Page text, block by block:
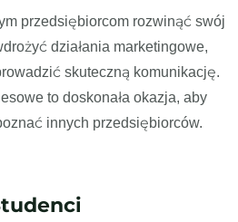
przedsiębiorcom rozwinąć swój
działania marketingowe,
skuteczną komunikację.
to doskonała okazja, aby
innych przedsiębiorców.